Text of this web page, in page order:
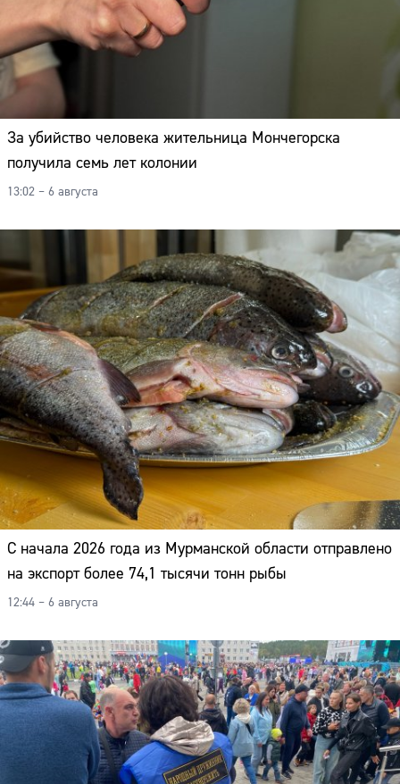
За убийство человека жительница Мончегорска
получила семь лет колонии
13:02 – 6 августа
С начала 2026 года из Мурманской области отправлено
на экспорт более 74,1 тысячи тонн рыбы
12:44 – 6 августа
Адрес: